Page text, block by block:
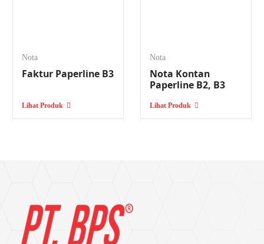
Nota Kontan
Lihat Produk
Nota Kontan
Paperline K1,
Lihat Produk